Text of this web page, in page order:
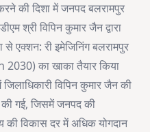
की दिशा में जनपद बलरामपुर
श्री विपिन कुमार जैन द्वारा
एक्शन: री इमेजिनिंग बलरामपुर
2030) का खाका तैयार किया
विपिन कुमार जैन की
की गई, जिसमें जनपद की
की विकास दर में अधिक योगदान